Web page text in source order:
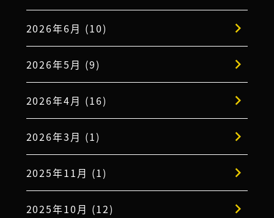
2026年6月 (10)
2026年5月 (9)
2026年4月 (16)
2026年3月 (1)
2025年11月 (1)
2025年10月 (12)